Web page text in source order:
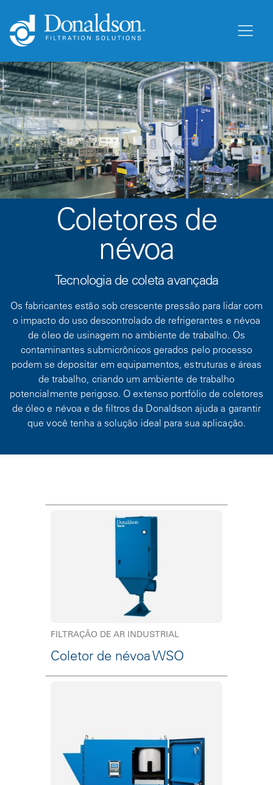
Coletores de
névoa
Tecnologia de coleta avançada
Os fabricantes estão sob crescente pressão para lidar com
o impacto do uso descontrolado de refrigerantes e névoa
de óleo de usinagem no ambiente de trabalho. Os
contaminantes submicrônicos gerados pelo processo
podem se depositar em equipamentos, estruturas e áreas
de trabalho, criando um ambiente de trabalho
potencialmente perigoso. O extenso portfólio de coletores
de óleo e névoa e de filtros da Donaldson ajuda a garantir
que você tenha a solução ideal para sua aplicação.
FILTRAÇÃO DE AR INDUSTRIAL
Coletor de névoa WSO